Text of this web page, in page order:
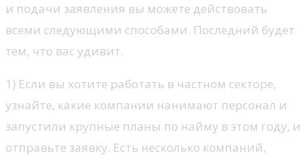
и подачи заявления вы можете действовать
всеми следующими способами. Последний будет
тем, что вас удивит.
1) Если вы хотите работать в частном секторе,
узнайте, какие компании нанимают персонал и
запустили крупные планы по найму в этом году, и
отправьте заявку. Есть несколько компаний,